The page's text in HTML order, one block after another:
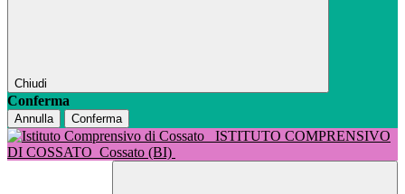
Chiudi
Conferma
Annulla Conferma
ISTITUTO COMPRENSIVO
DI COSSATO Cossato (BI)